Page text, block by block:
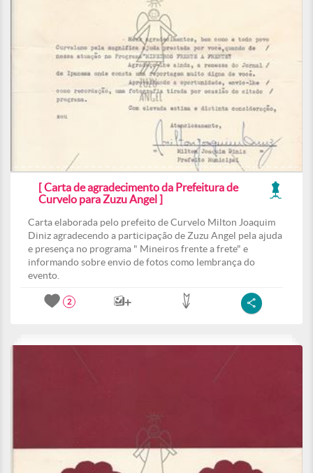
[ Carta de agradecimento da Prefeitura de
Curvelo para Zuzu Angel ]
Carta elaborada pelo prefeito de Curvelo Milton Joaquim
Diniz agradecendo a participação de Zuzu Angel pela ajuda
e presença no programa " Mineiros frente a frete" e
informando sobre envio de fotos como lembrança do
evento.
2